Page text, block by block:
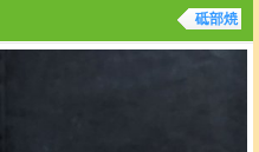
砥部焼